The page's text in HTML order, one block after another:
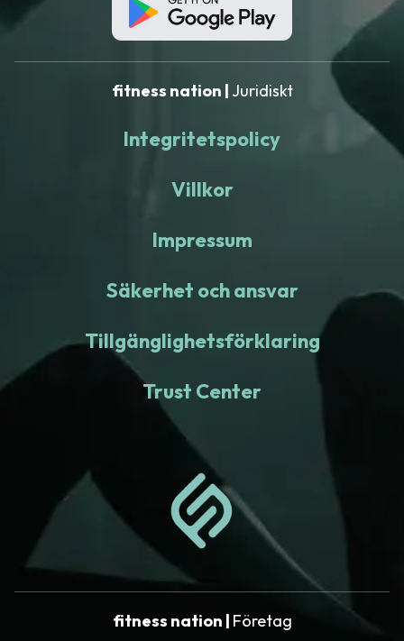
fitness nation |Juridiskt
Integritetspolicy
Villkor
Impressum
Säkerhet och ansvar
Tillgänglighetsförklaring
Trust Center
fitness nation | Företag